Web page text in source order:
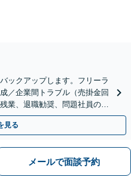
ックアップします。フリーラ
／企業間トラブル（売掛金回
業、退職勧奨、問題社員の対
見る
メールで面談予約